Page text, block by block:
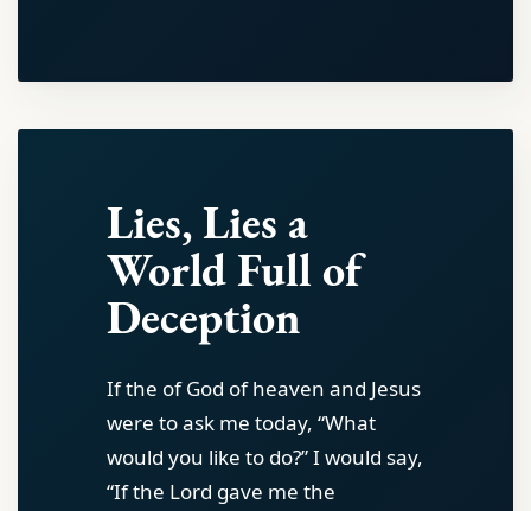
Lies, Lies a
World Full of
Deception
If the of God of heaven and Jesus
were to ask me today, “What
would you like to do?” I would say,
“If the Lord gave me the